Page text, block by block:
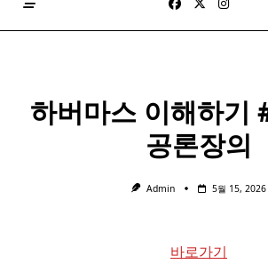
하버마스 이해하기
공론장의
Admin 5월 15, 2026
바로가기